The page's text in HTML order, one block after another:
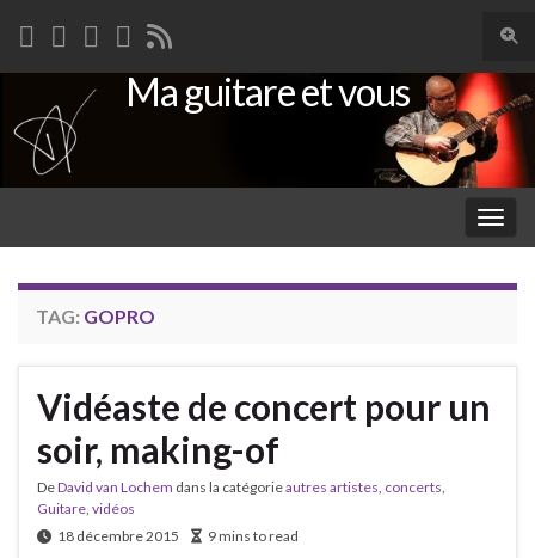
Search for:
Ma guitare et vous
TAG: GOPRO
Vidéaste de concert pour un
soir, making-of
DeDavid van Lochem dans la catégorieautres artistes concerts
Guitare vidéos
18 décembre 2015
9 mins to read